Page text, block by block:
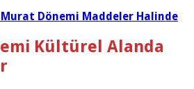
Murat Dönemi Maddeler Halinde
Kültürel Alanda